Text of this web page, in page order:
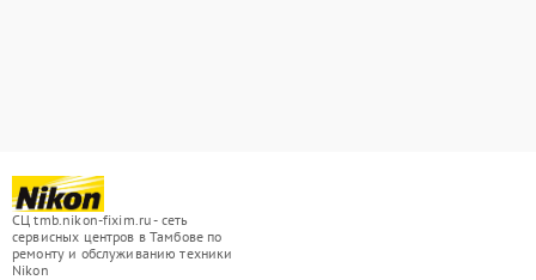
СЦ tmb.nikon-fixim.ru - сеть
сервисных центров в Тамбове по
ремонту и обслуживанию техники
Nikon